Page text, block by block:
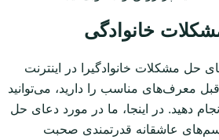
خانوادگی
مشکلات خانوادگیرا در اینترنت
قبل معرف‌های مناسب را دارید، می‌توانید
دهید. در اینجا، ما در مورد دعای حل
عاشقانه قدرتمندی صحبت